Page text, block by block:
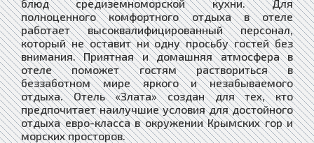
блюд средиземноморской кухни. Для
полноценного комфортного отдыха в отеле
работает высоквалифицированный персонал,
который не оставит ни одну просьбу гостей без
внимания. Приятная и домашняя атмосфера в
отеле поможет гостям раствориться в
беззаботном мире яркого и незабываемого
отдыха. Отель «Злата» создан для тех, кто
предпочитает наилучшие условия для достойного
отдыха евро-класса в окружении Крымских гор и
морских просторов.